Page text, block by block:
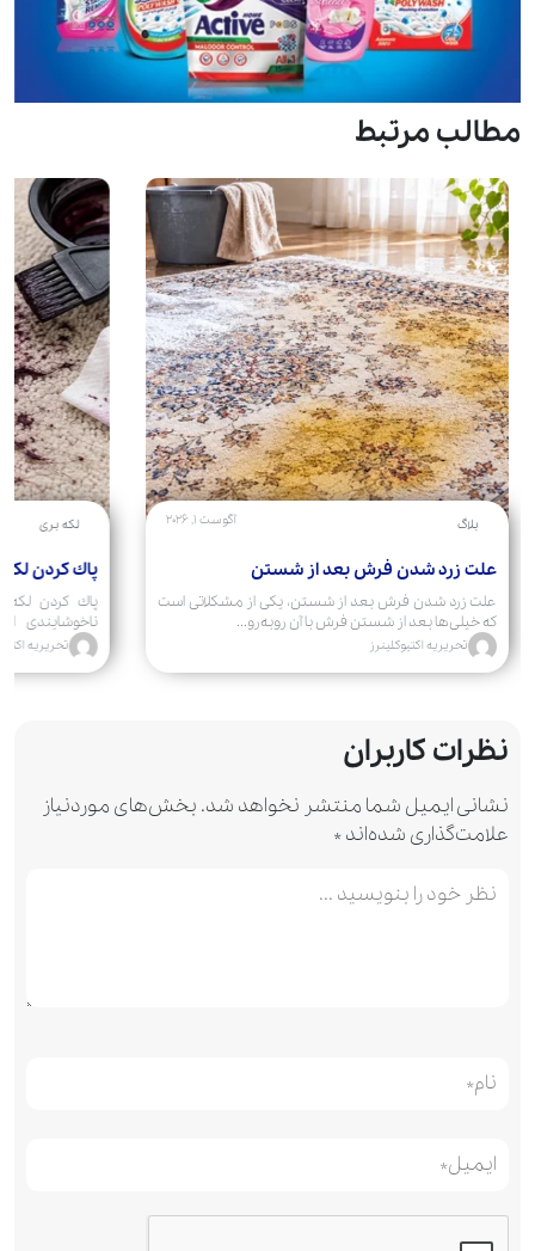
مطالب مرتبط
بلاگ آگوست 1, 2026
علت زرد شدن فرش بعد از شستن
علت زرد شدن فرش بعد از شستن، یکی از مشکلاتی است
که خیلی‌ها بعد از شستن فرش با آن روبه‌رو...
تحریریه اکتیوکلینرز
لکه بری
پاك كردن
پاك كردن
ناخوشایندی
کرده‌اند....
تحریریه
نظرات کاربران
نشانی ایمیل شما منتشر نخواهد شد. بخش‌های موردنیاز
علامت‌گذاری شده‌اند*